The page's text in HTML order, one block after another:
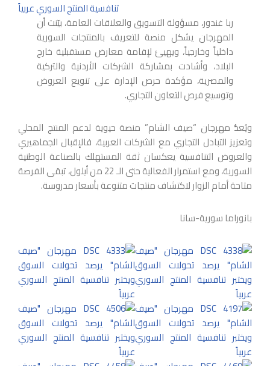
ربا غندور، مسؤولة التسويق والعلاقات العامة، بيّنت أن
المهرجان يشكل منصة للتعريف بالمنتجات السورية
داخلياً وخارجياً، ويهيئ لإقامة معارض مستقبلية خارج
البلاد، وأشادت بمشاركة الشركات الأردنية والتركية
والمصرية، مؤكدة حرص الإدارة على تنويع العروض
وتوسيع فرص التعاون التجاري.
ويُعدُّ مهرجان “صيف الشام” منصة حيوية لدعم المنتج المحلي
وتعزيز التبادل التجاري مع الشركات العربية، فالإقبال الجماهيري
والعروض التنافسية يعكسان ثقة المستهلك بالصناعة الوطنية
السورية، ومع استمرار الفعالية حتى الـ 22 من أيلول، تبقى الفرصة
متاحة أمام الزوار لاكتشاف منتجات متنوعة بأسعار مدروسة.
بانوراما سورية-سانا